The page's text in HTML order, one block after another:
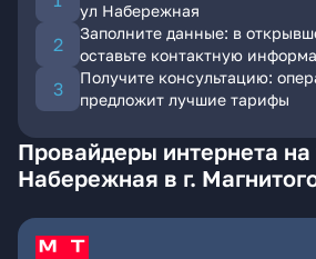
ул Набережная
Заполните данные: в
оставьте контактную
Получите консультацию:
предложит лучшие тарифы
Провайдеры интернета на
Набережная в г.